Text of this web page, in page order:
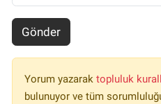
Gönder
Yorum yazarak topluluk
bulunuyor ve tüm